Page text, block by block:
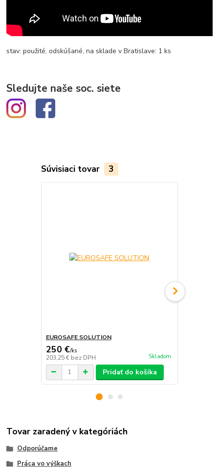
stav: použité, odskúšané, na sklade v Bratislave: 1 ks
Sledujte naše soc. siete
Súvisiaci tovar 3
EUROSAFE SOLUTION
250 €/ks
203,25 € bez DPH Skladom
Pridať do košíka
Tovar zaradený v kategóriách
Odporúčame
Práca vo výškach